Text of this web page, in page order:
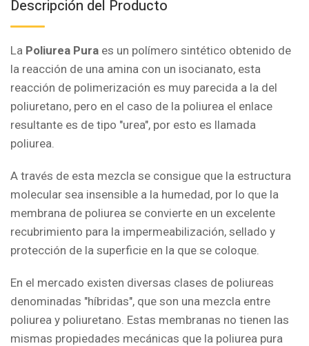
Descripción del Producto
La Poliurea Pura es un polímero sintético obtenido de
la reacción de una amina con un isocianato, esta
reacción de polimerización es muy parecida a la del
poliuretano, pero en el caso de la poliurea el enlace
resultante es de tipo "urea", por esto es llamada
poliurea.
A través de esta mezcla se consigue que la estructura
molecular sea insensible a la humedad, por lo que la
membrana de poliurea se convierte en un excelente
recubrimiento para la impermeabilización, sellado y
protección de la superficie en la que se coloque.
En el mercado existen diversas clases de poliureas
denominadas "híbridas", que son una mezcla entre
poliurea y poliuretano. Estas membranas no tienen las
mismas propiedades mecánicas que la poliurea pura